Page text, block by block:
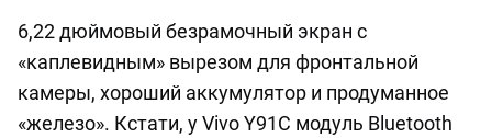
6,22 дюймовый безрамочный экран с
«каплевидным» вырезом для фронтальной
камеры, хороший аккумулятор и продуманное
«железо». Кстати, у Vivo Y91C модуль Bluetooth